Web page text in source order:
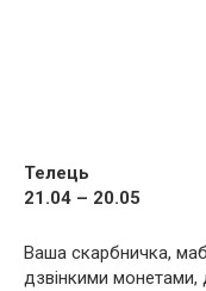
Телець
21.04 – 20.05
Ваша скарбничка,
дзвінкими